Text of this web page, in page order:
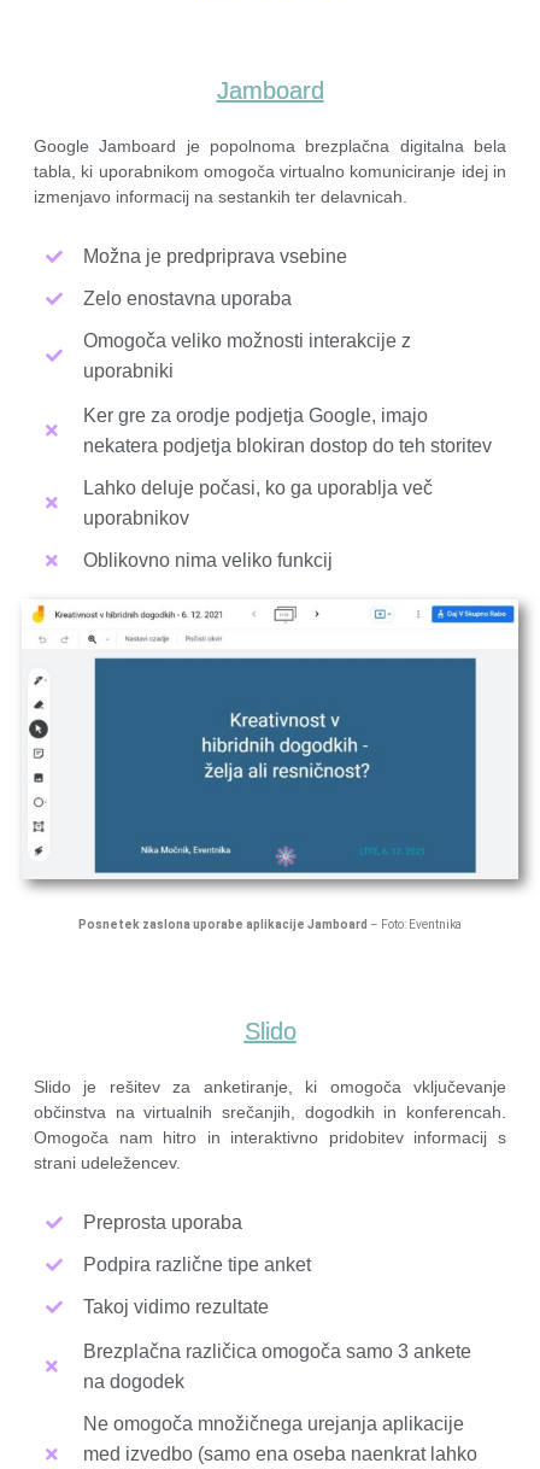
Jamboard
Google Jamboard je popolnoma brezplačna digitalna bela
tabla, ki uporabnikom omogoča virtualno komuniciranje idej in
izmenjavo informacij na sestankih ter delavnicah.
Možna je predpriprava vsebine
Zelo enostavna uporaba
Omogoča veliko možnosti interakcije z
uporabniki
Ker gre za orodje podjetja Google, imajo
nekatera podjetja blokiran dostop do teh storitev
Lahko deluje počasi, ko ga uporablja več
uporabnikov
Oblikovno nima veliko funkcij
Posnetek zaslona uporabe aplikacije Jamboard – Foto: Eventnika
Slido
Slido je rešitev za anketiranje, ki omogoča vključevanje
občinstva na virtualnih srečanjih, dogodkih in konferencah.
Omogoča nam hitro in interaktivno pridobitev informacij s
strani udeležencev.
Preprosta uporaba
Podpira različne tipe anket
Takoj vidimo rezultate
Brezplačna različica omogoča samo 3 ankete
na dogodek
Ne omogoča množičnega urejanja aplikacije
med izvedbo (samo ena oseba naenkrat lahko